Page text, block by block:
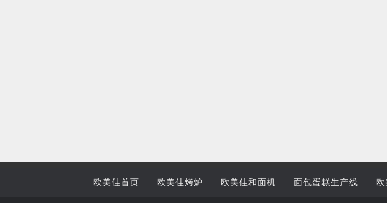
欧美佳首页 欧美佳烤炉 欧美佳和面机 面包蛋糕生产线